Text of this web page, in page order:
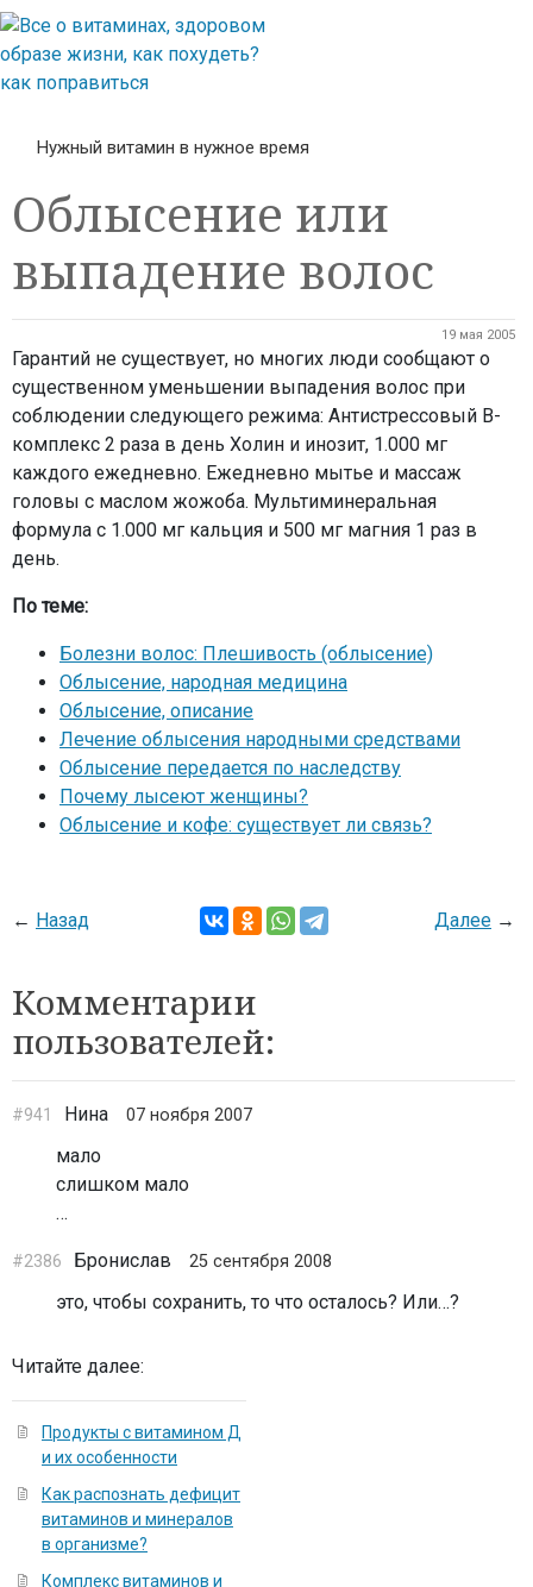
Нужный витамин в нужное время
Облысение или
выпадение волос
19 мая 2005
Гарантий не существует, но многих люди сообщают о
существенном уменьшении выпадения волос при
соблюдении следующего режима: Антистрессовый В-
комплекс 2 раза в день Холин и инозит, 1.000 мг
каждого ежедневно. Ежедневно мытье и массаж
головы с маслом жожоба. Мультиминеральная
формула с 1.000 мг кальция и 500 мг магния 1 раз в
день.
По теме:
Болезни волос: Плешивость (облысение)
Облысение, народная медицина
Облысение, описание
Лечение облысения народными средствами
Облысение передается по наследству
Почему лысеют женщины?
Облысение и кофе: существует ли связь?
← Назад Далее →
Комментарии
пользователей:
#941 Нина 07 ноября 2007
мало
слишком мало
…
#2386 Бронислав 25 сентября 2008
это, чтобы сохранить, то что осталось? Или…?
Читайте далее:
Продукты с витамином Д
и их особенности
Как распознать дефицит
витаминов и минералов
в организме?
Комплекс витаминов и